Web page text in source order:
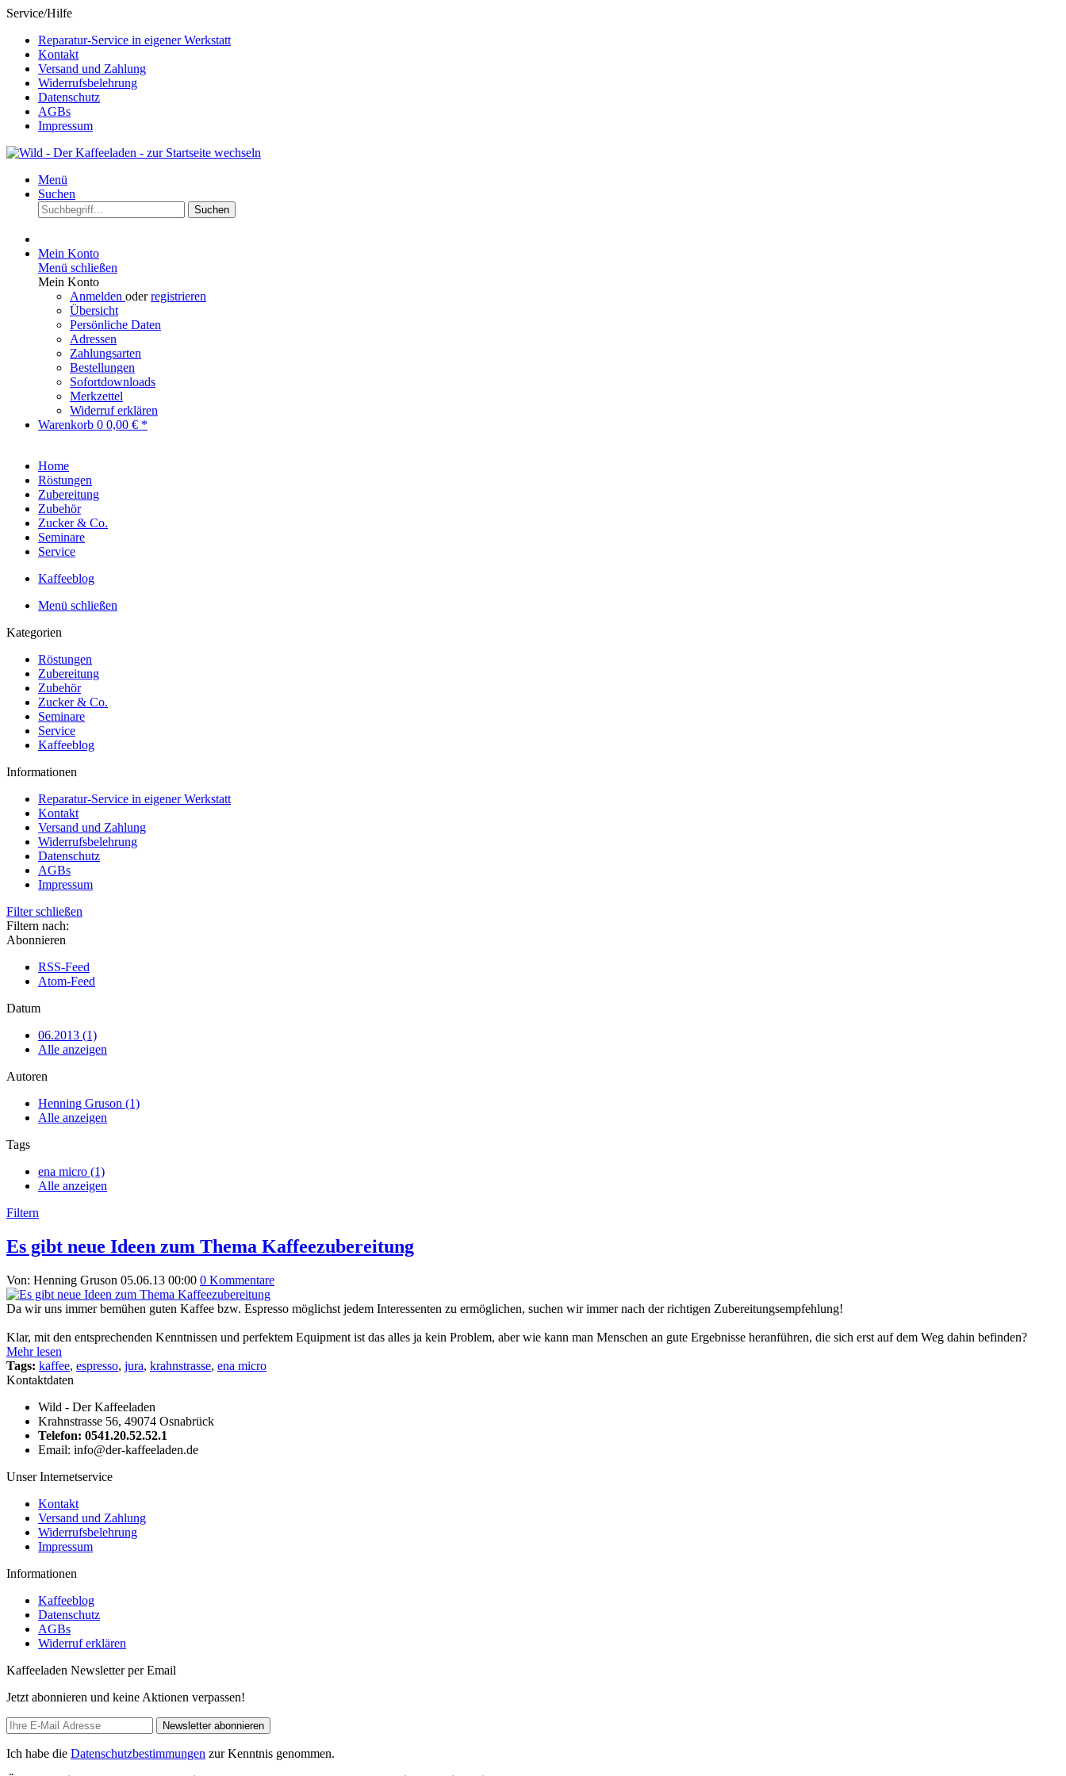
Service/Hilfe
Reparatur-Service in eigener Werkstatt
Kontakt
Versand und Zahlung
Widerrufsbelehrung
Datenschutz
AGBs
Impressum
Menü
Suchen
Suchen
Mein Konto
Menü schließen
Mein Konto
Anmelden oderregistrieren
Übersicht
Persönliche Daten
Adressen
Zahlungsarten
Bestellungen
Sofortdownloads
Merkzettel
Widerruf erklären
Warenkorb 0 0,00 € *
Home
Röstungen
Zubereitung
Zubehör
Zucker & Co.
Seminare
Service
Kaffeeblog
Menü schließen
Kategorien
Röstungen
Zubereitung
Zubehör
Zucker & Co.
Seminare
Service
Kaffeeblog
Informationen
Reparatur-Service in eigener Werkstatt
Kontakt
Versand und Zahlung
Widerrufsbelehrung
Datenschutz
AGBs
Impressum
Filter schließen
Filtern nach:
Abonnieren
RSS-Feed
Atom-Feed
Datum
06.2013 (1)
Alle anzeigen
Autoren
Henning Gruson (1)
Alle anzeigen
Tags
ena micro (1)
Alle anzeigen
Filtern
Es gibt neue Ideen zum Thema Kaffeezubereitung
Von: Henning Gruson 05.06.13 00:00 0 Kommentare
Da wir uns immer bemühen guten Kaffee bzw. Espresso möglichst jedem Interessenten zu ermöglichen, suchen wir immer nach der richtigen Zubereitungsempfehlung!
Klar, mit den entsprechenden Kenntnissen und perfektem Equipment ist das alles ja kein Problem, aber wie kann man Menschen an gute Ergebnisse heranführen, die sich erst auf dem Weg dahin befinden?
Mehr lesen
Tags: kaffee, espresso, jura, krahnstrasse, ena micro
Kontaktdaten
Wild - Der Kaffeeladen
Krahnstrasse 56, 49074 Osnabrück
Telefon: 0541.20.52.52.1
Email: info@der-kaffeeladen.de
Unser Internetservice
Kontakt
Versand und Zahlung
Widerrufsbelehrung
Impressum
Informationen
Kaffeeblog
Datenschutz
AGBs
Widerruf erklären
Kaffeeladen Newsletter per Email
Jetzt abonnieren und keine Aktionen verpassen!
Newsletter abonnieren
Ich habe die Datenschutzbestimmungen zur Kenntnis genommen.